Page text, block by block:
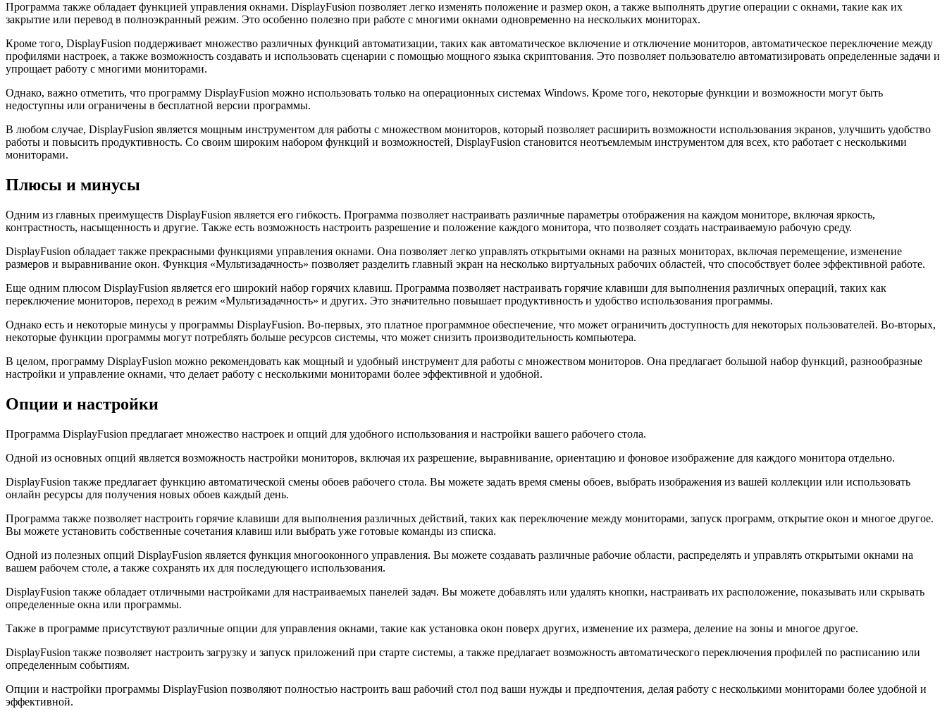
Программа также обладает функцией управления окнами. DisplayFusion позволяет легко изменять положение и размер окон, а также выполнять другие операции с окнами, такие как их
закрытие или перевод в полноэкранный режим. Это особенно полезно при работе с многими окнами одновременно на нескольких мониторах.
Кроме того, DisplayFusion поддерживает множество различных функций автоматизации, таких как автоматическое включение и отключение мониторов, автоматическое переключение между
профилями настроек, а также возможность создавать и использовать сценарии с помощью мощного языка скриптования. Это позволяет пользователю автоматизировать определенные задачи и
упрощает работу с многими мониторами.
Однако, важно отметить, что программу DisplayFusion можно использовать только на операционных системах Windows. Кроме того, некоторые функции и возможности могут быть
недоступны или ограничены в бесплатной версии программы.
В любом случае, DisplayFusion является мощным инструментом для работы с множеством мониторов, который позволяет расширить возможности использования экранов, улучшить удобство
работы и повысить продуктивность. Со своим широким набором функций и возможностей, DisplayFusion становится неотъемлемым инструментом для всех, кто работает с несколькими
мониторами.
Плюсы и минусы
Одним из главных преимуществ DisplayFusion является его гибкость. Программа позволяет настраивать различные параметры отображения на каждом мониторе, включая яркость,
контрастность, насыщенность и другие. Также есть возможность настроить разрешение и положение каждого монитора, что позволяет создать настраиваемую рабочую среду.
DisplayFusion обладает также прекрасными функциями управления окнами. Она позволяет легко управлять открытыми окнами на разных мониторах, включая перемещение, изменение
размеров и выравнивание окон. Функция «Мультизадачность» позволяет разделить главный экран на несколько виртуальных рабочих областей, что способствует более эффективной работе.
Еще одним плюсом DisplayFusion является его широкий набор горячих клавиш. Программа позволяет настраивать горячие клавиши для выполнения различных операций, таких как
переключение мониторов, переход в режим «Мультизадачность» и других. Это значительно повышает продуктивность и удобство использования программы.
Однако есть и некоторые минусы у программы DisplayFusion. Во-первых, это платное программное обеспечение, что может ограничить доступность для некоторых пользователей. Во-вторых,
некоторые функции программы могут потреблять больше ресурсов системы, что может снизить производительность компьютера.
В целом, программу DisplayFusion можно рекомендовать как мощный и удобный инструмент для работы с множеством мониторов. Она предлагает большой набор функций, разнообразные
настройки и управление окнами, что делает работу с несколькими мониторами более эффективной и удобной.
Опции и настройки
Программа DisplayFusion предлагает множество настроек и опций для удобного использования и настройки вашего рабочего стола.
Одной из основных опций является возможность настройки мониторов, включая их разрешение, выравнивание, ориентацию и фоновое изображение для каждого монитора отдельно.
DisplayFusion также предлагает функцию автоматической смены обоев рабочего стола. Вы можете задать время смены обоев, выбрать изображения из вашей коллекции или использовать
онлайн ресурсы для получения новых обоев каждый день.
Программа также позволяет настроить горячие клавиши для выполнения различных действий, таких как переключение между мониторами, запуск программ, открытие окон и многое другое.
Вы можете установить собственные сочетания клавиш или выбрать уже готовые команды из списка.
Одной из полезных опций DisplayFusion является функция многооконного управления. Вы можете создавать различные рабочие области, распределять и управлять открытыми окнами на
вашем рабочем столе, а также сохранять их для последующего использования.
DisplayFusion также обладает отличными настройками для настраиваемых панелей задач. Вы можете добавлять или удалять кнопки, настраивать их расположение, показывать или скрывать
определенные окна или программы.
Также в программе присутствуют различные опции для управления окнами, такие как установка окон поверх других, изменение их размера, деление на зоны и многое другое.
DisplayFusion также позволяет настроить загрузку и запуск приложений при старте системы, а также предлагает возможность автоматического переключения профилей по расписанию или
определенным событиям.
Опции и настройки программы DisplayFusion позволяют полностью настроить ваш рабочий стол под ваши нужды и предпочтения, делая работу с несколькими мониторами более удобной и
эффективной.